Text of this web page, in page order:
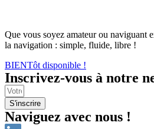
Que vous soyez amateur ou naviguant
la navigation : simple, fluide, libre !
BIENTôt disponible !
Inscrivez-vous à notre
S'inscrire
Naviguez avec nous !